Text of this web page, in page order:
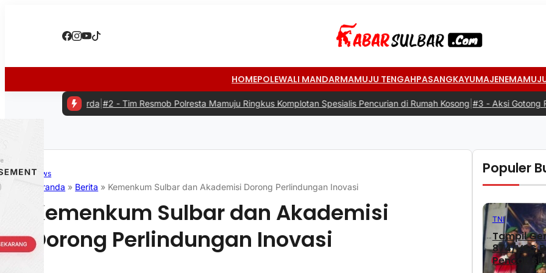
HOMEPOLEWALI MANDARMAMUJU TENGAHPASANGKAYUMAJENE
Tim Resmob Polresta Mamuju Ringkus Komplotan Spesialis Pencurian di Rumah Kosong|#3 -Aksi Gotong Royong: Siswa
News
Beranda » Berita » Kemenkum Sulbar dan Akademisi Dorong Perlindungan Inovasi
Kemenkum Sulbar dan Akademisi
Dorong Perlindungan Inovasi
Populer
TNI
Tampil
874/VSG
Pencak